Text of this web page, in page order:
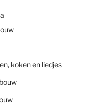
koken en liedjes